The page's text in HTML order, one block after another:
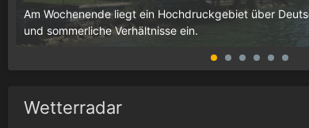
Am Wochenende liegt ein Hochdruckgebiet über
und sommerliche Verhältnisse ein.
Wetterradar